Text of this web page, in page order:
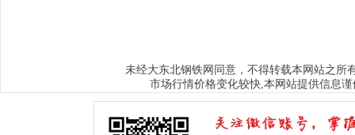
未经大东北钢铁网 同意，不得转载本网站之所
市场行情价格变化较快,本网站提供信息